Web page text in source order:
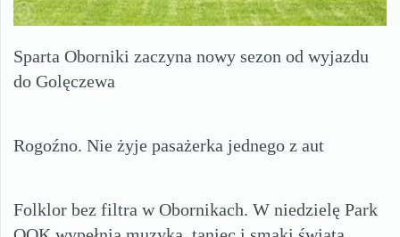
Sparta Oborniki zaczyna nowy sezon od wyjazdu
do Golęczewa
Rogoźno. Nie żyje pasażerka jednego z aut
Folklor bez filtra w Obornikach. W niedzielę Park